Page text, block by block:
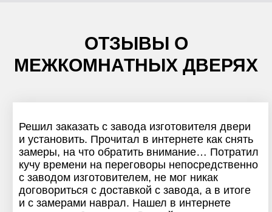
ОТЗЫВЫ О
МЕЖКОМНАТНЫХ ДВЕРЯХ
Решил заказать с завода изготовителя двери
и установить. Прочитал в интернете как снять
замеры, на что обратить внимание… Потратил
кучу времени на переговоры непосредственно
с заводом изготовителем, не мог никак
договориться с доставкой с завода, а в итоге
и с замерами наврал. Нашел в интернете